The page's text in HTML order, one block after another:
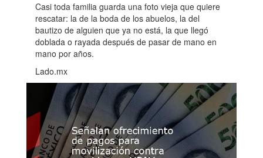
Casi toda familia guarda una foto vieja que quiere
rescatar: la de la boda de los abuelos, la del
bautizo de alguien que ya no está, la que llegó
doblada o rayada después de pasar de mano en
mano por años.
Lado.mx